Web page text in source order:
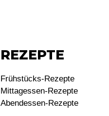
REZEPTE
Frühstücks-Rezepte
Mittagessen-Rezepte
Abendessen-Rezepte